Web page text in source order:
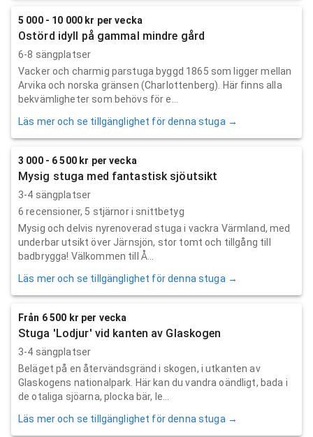
5 000 - 10 000 kr per vecka
Ostörd idyll på gammal mindre gård
6-8 sängplatser
Vacker och charmig parstuga byggd 1865 som ligger mellan
Arvika och norska gränsen (Charlottenberg). Här finns alla
bekvämligheter som behövs för e...
Läs mer och se tillgänglighet för denna stuga →
3 000 - 6 500 kr per vecka
Mysig stuga med fantastisk sjöutsikt
3-4 sängplatser
6 recensioner, 5 stjärnor i snittbetyg
Mysig och delvis nyrenoverad stuga i vackra Värmland, med
underbar utsikt över Järnsjön, stor tomt och tillgång till
badbrygga! Välkommen till Å...
Läs mer och se tillgänglighet för denna stuga →
Från 6 500 kr per vecka
Stuga 'Lodjur' vid kanten av Glaskogen
3-4 sängplatser
Beläget på en återvändsgränd i skogen, i utkanten av
Glaskogens nationalpark. Här kan du vandra oändligt, bada i
de otaliga sjöarna, plocka bär, le...
Läs mer och se tillgänglighet för denna stuga →